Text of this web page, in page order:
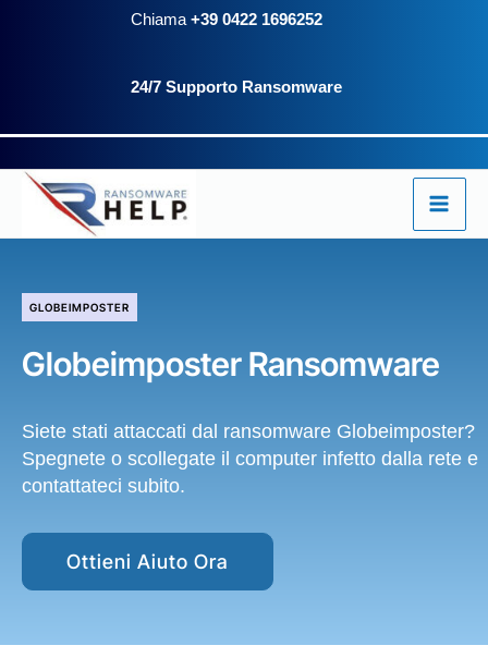
Chiama +39 0422 1696252
24/7 Supporto Ransomware
GLOBEIMPOSTER
Globeimposter Ransomware
Siete stati attaccati dal ransomware Globeimposter?
Spegnete o scollegate il computer infetto dalla rete e
contattateci subito.
Ottieni Aiuto Ora